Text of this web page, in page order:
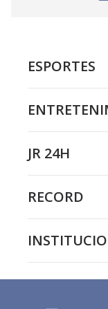
ESPORTES
JR 24H
RECORD